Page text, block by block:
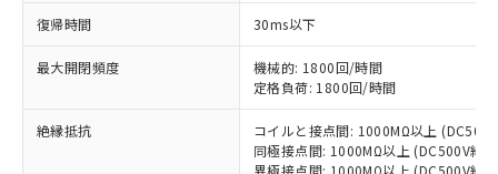
復帰時間 30ms以下
最大開閉頻度
機械的: 1800回/時間
定格負荷: 1800回/時間
絶縁抵抗
コイルと接点間: 1000MΩ以上
同極接点間: 1000MΩ以上 (DC500V絶
異極接点間: 1000MΩ以上 (DC500V絶
以下の条件をお読みいただき、同意のうえ
ご利用ください。
本サービスは、当社制御機器事業取扱
商品の当社在庫状況および標準価格
(税抜)を提供させていただくもので
対応予定なし：EU RoHS指令（10物質）の
非含有に非対応の商品で、対応品を出す予
定はありません。
調査・確認中：EU RoHS指令（10物質）の
非含有の対応状況を調査中または確認中の
商品です。
非該当品：ライセンス料など無形物で、有
※1 中国RoHS○×表
「○」：最大均質材料含有率が中国RoHSの